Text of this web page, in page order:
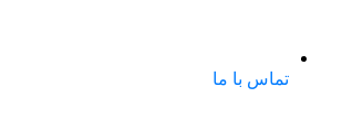
تماس با ما